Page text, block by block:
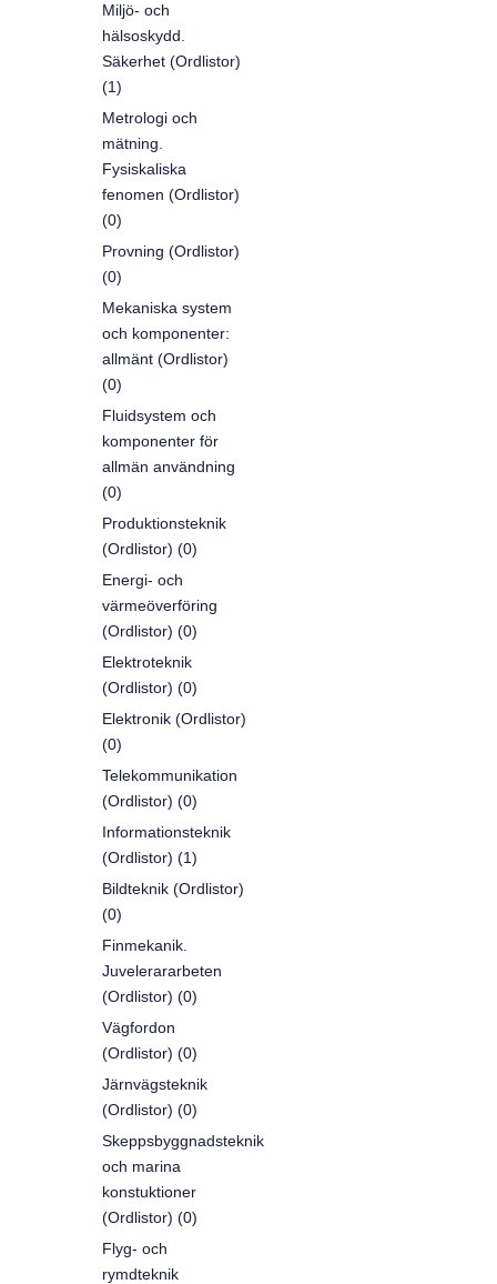
Miljö- och
hälsoskydd.
Säkerhet (Ordlistor)
(1)
Metrologi och
mätning.
Fysiskaliska
fenomen (Ordlistor)
(0)
Provning (Ordlistor)
(0)
Mekaniska system
och komponenter:
allmänt (Ordlistor)
(0)
Fluidsystem och
komponenter för
allmän användning
(0)
Produktionsteknik
(Ordlistor) (0)
Energi- och
värmeöverföring
(Ordlistor) (0)
Elektroteknik
(Ordlistor) (0)
Elektronik (Ordlistor)
(0)
Telekommunikation
(Ordlistor) (0)
Informationsteknik
(Ordlistor) (1)
Bildteknik (Ordlistor)
(0)
Finmekanik.
Juvelerararbeten
(Ordlistor) (0)
Vägfordon
(Ordlistor) (0)
Järnvägsteknik
(Ordlistor) (0)
Skeppsbyggnadsteknik
och marina
konstuktioner
(Ordlistor) (0)
Flyg- och
rymdteknik